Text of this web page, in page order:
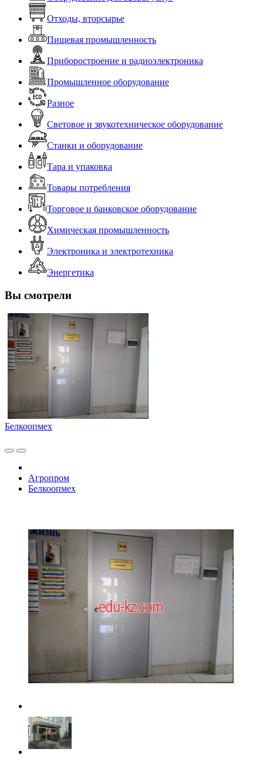
Отходы, вторсырье
Пищевая промышленность
Приборостроение и радиоэлектроника
Промышленное оборудование
Разное
Световое и звукотехническое оборудование
Станки и оборудование
Тара и упаковка
Товары потребления
Торговое и банковское оборудование
Химическая промышленность
Электроника и электротехника
Энергетика
Вы смотрели
Белкоопмех
Агропром
Белкоопмех